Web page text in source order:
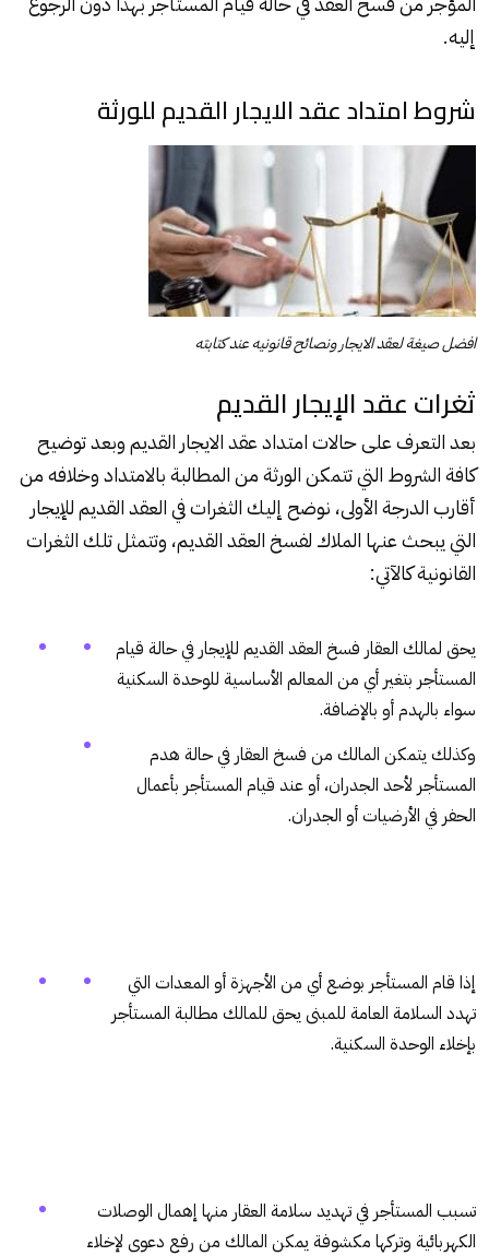
إليه.
شروط امتداد عقد الايجار القديم للورثة
افضل صيغة لعقد الايجار ونصائح قانونيه عند كتابته
ثغرات عقد الإيجار القديم
بعد التعرف على حالات امتداد عقد الايجار القديم وبعد توضيح
كافة الشروط التي تتمكن الورثة من المطالبة بالامتداد وخلافه من
أقارب الدرجة الأولى، نوضح إليك الثغرات في العقد القديم للإيجار
التي يبحث عنها الملاك لفسخ العقد القديم، وتتمثل تلك الثغرات
القانونية كالآتي:
يحق لمالك العقار فسخ العقد القديم للإيجار في حالة قيام
المستأجر بتغير أي من المعالم الأساسية للوحدة السكنية
سواء بالهدم أو بالإضافة.
وكذلك يتمكن المالك من فسخ العقار في حالة هدم
المستأجر لأحد الجدران، أو عند قيام المستأجر بأعمال
الحفر في الأرضيات أو الجدران.
إذا قام المستأجر بوضع أي من الأجهزة أو المعدات التي
تهدد السلامة العامة للمبنى يحق للمالك مطالبة المستأجر
بإخلاء الوحدة السكنية.
تسبب المستأجر في تهديد سلامة العقار منها إهمال الوصلات
الكهربائية وتركها مكشوفة يمكن المالك من رفع دعوى لإخلاء